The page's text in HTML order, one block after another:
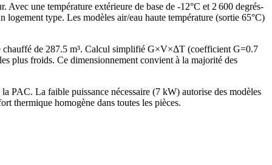
une température extérieure de base de -12°C et 2 600 degrés-
type. Les modèles air/eau haute température (sortie 65°C)
de 287.5 m³. Calcul simplifié G×V×ΔT (coefficient G=0.7
plus froids. Ce dimensionnement convient à la majorité des
PAC. La faible puissance nécessaire (7 kW) autorise des modèles
thermique homogène dans toutes les pièces.